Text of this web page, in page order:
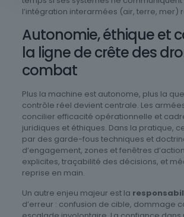
l’intégration interarmées (air, terre, mer)
Autonomie, éthique et
la ligne de crête des
combat
Plus la machine est autonome, plus la
contrôle réel devient centrale. Les
concilier efficacité opérationnelle et
juridiques et éthiques. Dans la pratique,
par des garde-fous techniques et
d’engagement, zones et fenêtres
explicites, traçabilité des décisions, et
reprise en main.
Un autre enjeu majeur est la
d’erreur : confusion de cible, dommage